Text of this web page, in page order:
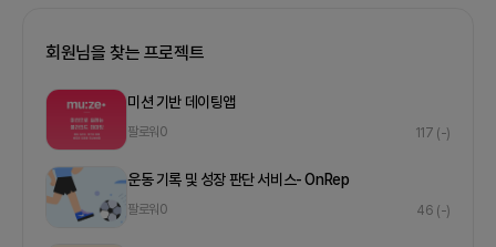
회원님을 찾는 프로젝트
미션 기반 데이팅앱
팔로워 0 117 (-)
운동 기록 및 성장 판단 서비스- OnRep
팔로워 0 46 (-)